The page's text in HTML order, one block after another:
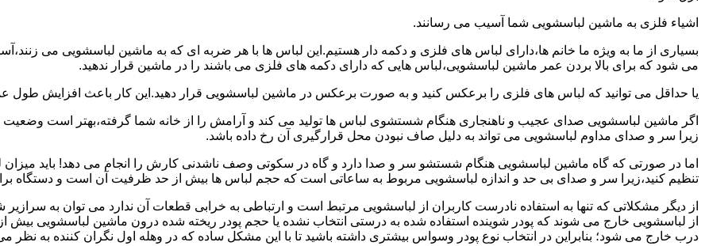
اشیاء فلزی به ماشین لباسشویی شما آسیب می رسانند.
بسیاری از ما به ویژه ما خانم ها،دارای لباس های فلزی و دکمه دار هستیم.این لباس ها با هر ضربه ای که به ماشین لباسشویی می
می شود که برای بالا بردن عمر ماشین لباسشویی،لباس هایی که دارای دکمه های فلزی می باشند را در ماشین قرار ندهید.
یا حداقل می توانید که لباس های فلزی را برعکس کنید و به صورت برعکس در ماشین لباسشویی قرار دهید.این کار باعث افزایش طول
اگر ماشین لباسشویی صدای عجیب و ناهنجاری هنگام شستشوی لباس ها تولید می کند و آرامش را از خانه شما گرفته،بهتر است وضعیت
زیرا سر و صدای مداوم لباسشویی می تواند به دلیل صاف نبودن محل قرارگیری آن رخ داده باشد.
اما در صورتی که گاه ماشین لباسشویی هنگام شستشو سر و صدا دارد و گاه در سکوتی وصف ناشدنی کارش را انجام می دهد! باید
تنظیم کنید،زیرا سر و صدای بی حد و اندازه لباسشویی مربوط به ساعاتی است که حجم لباس ها بیش از حد ظرفیت آن است و دستگاه
از دیگر مشکلاتی که تنها به استفاده نادرست کاربران از لباسشویی مرتبط است و ارتباطی به خرابی قطعات آن ندارد می توان به
از لباسشویی خارج می شوند که پودر شوینده استفاده شده به درستی انتخاب نشده یا حجم پودر ریخته شده درون ماشین لباسشویی بیش
درب خارج می شود؛ بنابراین در انتخاب نوع پودر وسواس بیشتری داشته باشید تا با این مشکل ساده که در وهله اول نگران کننده به نظر